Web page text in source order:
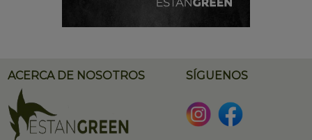
ACERCA DE NOSOTROS SÍGUENOS